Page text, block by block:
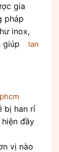
gia
pháp
inox,
giúp
lan
bị han rỉ
đầy
vị nào